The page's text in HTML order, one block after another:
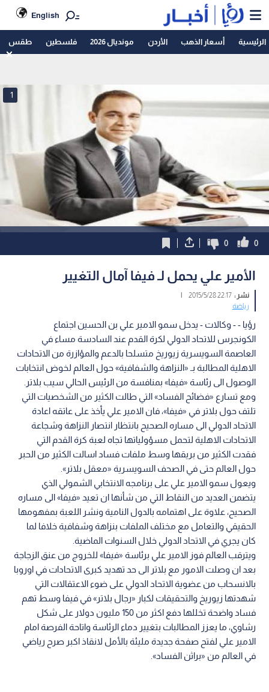
English
الرئيسية أسعار الذهب الأردن مونديال 2026 فلسطين طقس
1
0
0
الأمير علي يحمل لـ فيفا آمال التغيير
نشر :22:17 2015/5/28
|
رياضة
رؤيا - - وكالات - يدخل سمو الامير علي بن الحسين اجتماع
الكونجرس للاتحاد الدولي لكرة القدم عند السادسة مساء في
العاصمة السويسرية زيوريخ متسلحا بالدعم والمؤازرة من الاتحادات
الاهلية المطالبة بـ «النزاهة والشفافية» حول العالم لخوض انتخابات
الوصول الى رئاسة «فيفا» بمنافسة من الرئيس الحالي سيب بلاتر.
ومع تسارع «فضائح الفساد» التي طالت الكثير من الشخصيات التي
تلتف حول بلاتر في «فيفا»، فان الامير علي يأخذ على عاتقه اعادة
الاتحاد الدولي الى مساره الصحيح بانتظار انتصار النزاهة وشجاعة
الاتحادات الاهلية لتحمل مسؤولياتها تجاه لعبة كرة القدم التي
فقدت الكثير من بريقها وسط ملفات فساد اسالت الكثير من الحبر
حول العالم حتى في الصحف السويسرية «معقل بلاتر».
ويعول سمو الامير علي على برنامجه الانتخابي الشمولي الذي
يتضمن العديد من النقاط التي من شأنها ان تعيد «فيفا» الى مساره
الصحيح، علاوة على اهتمامه بالدول النامية ونشر اللعبة بمفهومها
الحقيقي والتعامل مع مختلف الملفات بنزاهة وشفافية خلافا لما
كان يجري في الاتحاد الدولي خلال السنوات الماضية.
ويترقب العالم فوز الامير علي برئاسة «فيفا» للخروج من عنق الزجاجة
بعد ان وصلت الامور مع بلاتر الى حد تهديد كبرى الاتحادات في اوروبا
بالانسحاب من عضوية الاتحاد الدولي على ضوء الاعتقالات التي
شهدتها زيوريخ والتحقيقات لكبار «رجال بلاتر» في فيفا وسط تهم
فساد واضحة تخللها دفع اكثر من 150 مليون دولار على شكل
رشاوي، ما يعزز المطالبات بتغيير دماء الرئاسة واتاحة الفرصة امام
الامير علي لفتح صفحة جديدة مليئة بالأمل لانقاذ اكبر صرح رياضي
في العالم من «براثن الفساد».